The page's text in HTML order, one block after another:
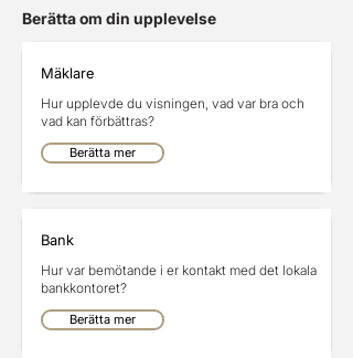
Berätta om din upplevelse
Mäklare
Hur upplevde du visningen, vad var bra och
vad kan förbättras?
Berätta mer
Bank
Hur var bemötande i er kontakt med det lokala
bankkontoret?
Berätta mer